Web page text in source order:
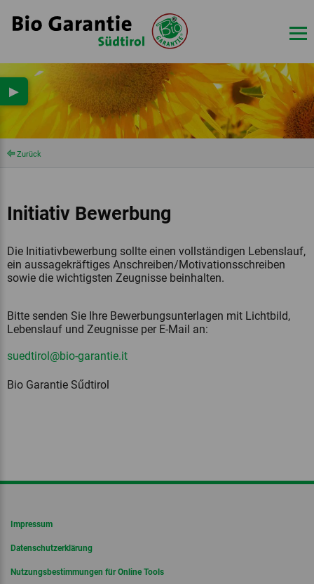
Zurück
Initiativ Bewerbung
Die Initiativbewerbung sollte einen vollständigen Lebenslauf,
ein aussagekräftiges Anschreiben/Motivationsschreiben
sowie die wichtigsten Zeugnisse beinhalten.
Bitte senden Sie Ihre Bewerbungsunterlagen mit Lichtbild,
Lebenslauf und Zeugnisse per E-Mail an:
suedtirol@bio-garantie.it
Bio Garantie Sűdtirol
▶
Impressum
Datenschutzerklärung
Nutzungsbestimmungen für Online Tools